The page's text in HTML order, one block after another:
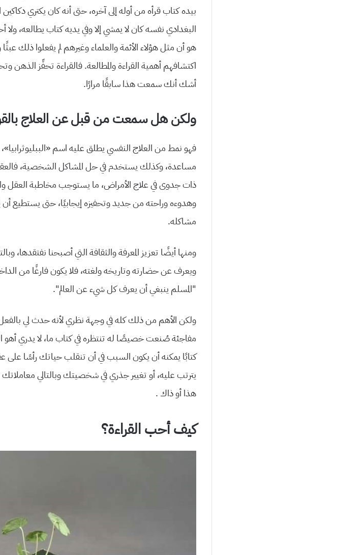
بيده كتاب قرأه من أوله إلى آخره، حتى أنه كان يكتري
البغدادي نفسه كان لا يمشي إلا وفي يديه كتاب يطالعه،
هو أن مثل هؤلاء الأئمة والعلماء وغيرهم لم يفعلوا ذلك
اكتشافهم أهمية القراءة والمطالعة. فالقراءة تحفِّز الذهن
أشك أنك سمعت هذا سابقًا مرارًا.
ولكن هل سمعت من قبل عن العلاج
فهو نمط من العلاج النفسي يطلق عليه اسم
مساعدة، وكذلك يستخدم في حل المشاكل الشخصية،
ذات جدوى في علاج الأمراض، ما يستوجب مخاطبة العقل
وهدوءه وراحته من جديد وتحفيزه إيجابيًا، حتى يستطيع
مشاكله.
ومنها أيضًا تعزيز المعرفة والثقافة التي أصبحنا نفتقدها،
ويعرف عن حضارته وتاريخه ولغته، فلا يكون فارغًا من
“المسلم ينبغي أن يعرف كل شيء عن العالم”.
ولكن الأهم من ذلك كله في وجهة نظري لأنه حدث لي
مفاجئة صُنعت خصيصًا له تنتظره في كتاب ما، لا يدري أهو
كتابًا يمكنه أن يكون السبب في أن تنقلب حياتك رأسًا
يترتب عليه، أو تغيير جذري في شخصيتك وبالتالي
هذا أو ذاك .
كيف أحب القراءة؟